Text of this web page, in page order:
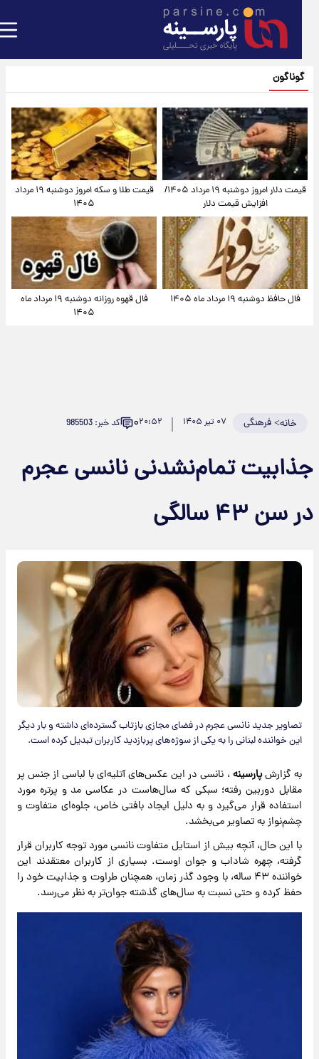
گوناگون
قیمت دلار امروز دوشنبه ۱۹ مرداد ۱۴۰۵/
افزایش قیمت دلار
قیمت طلا و سکه امروز دوشنبه ۱۹ مرداد
۱۴۰۵
فال حافظ دوشنبه ۱۹ مرداد ماه ۱۴۰۵
فال قهوه روزانه دوشنبه ۱۹ مرداد ماه
۱۴۰۵
خانه>فرهنگی ۰۷ تیر ۱۴۰۵ ۲۰:۵۲۰ کد خبر: 985503
تمام‌نشدنی نانسی عجرم
سن ۴۳ سالگی
تصاویر جدید نانسی عجرم در فضای مجازی بازتاب گسترده‌ای داشته و بار دیگر
این خواننده لبنانی را به یکی از سوژه‌های پربازدید کاربران تبدیل کرده است.
به گزارشپارسینه، نانسی در این عکس‌های آتلیه‌ای با لباسی از جنس پر
مقابل دوربین رفته؛ سبکی که سال‌هاست در عکاسی مد و پرتره مورد
استفاده قرار می‌گیرد و به دلیل ایجاد بافتی خاص، جلوه‌ای متفاوت و
چشم‌نواز به تصاویر می‌بخشد.
با این حال، آنچه بیش از استایل متفاوت نانسی مورد توجه کاربران قرار
گرفته، چهره شاداب و جوان اوست. بسیاری از کاربران معتقدند این
خواننده ۴۳ ساله، با وجود گذر زمان، همچنان طراوت و جذابیت خود را
حفظ کرده و حتی نسبت به سال‌های گذشته جوان‌تر به نظر می‌رسد.